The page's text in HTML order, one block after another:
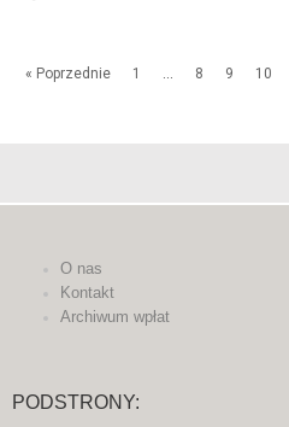
« Poprzednie 1 … 8 9 10
O nas
Kontakt
Archiwum wpłat
PODSTRONY: